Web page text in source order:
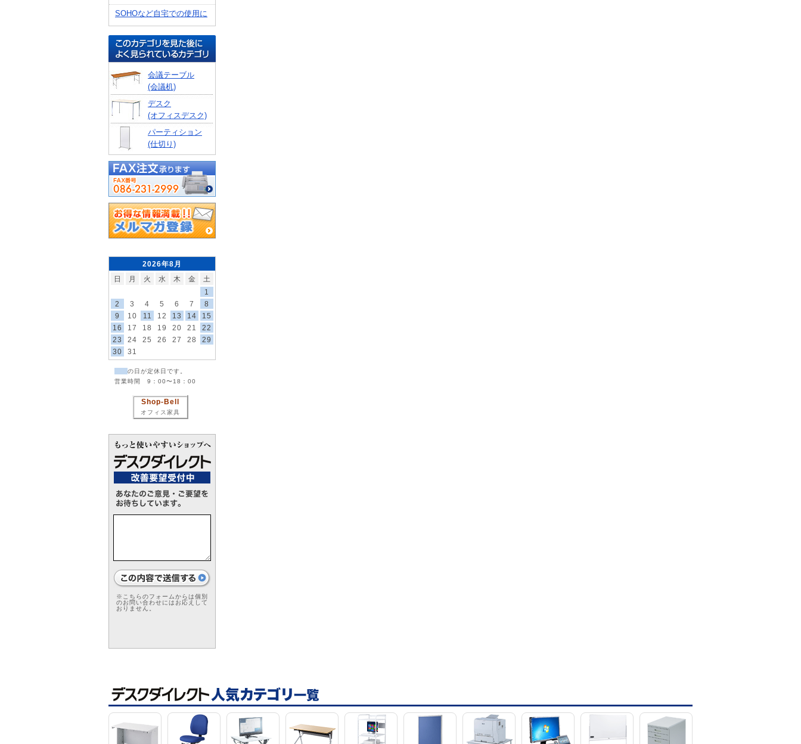
SOHOなど自宅での使用に
会議テーブル
(会議机)
デスク
(オフィスデスク)
パーティション
(仕切り)
2026年8月
日
月 火 水 木 金
土
1
2
3 4 5 6 7
8
9
10 11 12 13 14
15
16
17 18 19 20 21
22
23
24 25 26 27 28
29
30
31
の日が定休日です。
営業時間 9：00〜18：00
Shop-Bell
オフィス家具
※こちらのフォームからは個別
のお問い合わせにはお応えして
おりません。